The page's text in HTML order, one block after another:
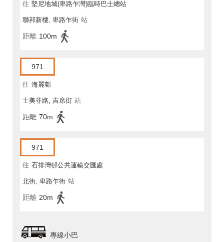
往 堅尼地城(卑路乍灣)臨時巴士總站
聯邦新樓, 卑路乍街 站
距離 100m
971
往 海麗邨
士美非路, 吉席街 站
距離 70m
971
往 石排灣邨公共運輸交匯處
北街, 卑路乍街 站
距離 20m
專線小巴